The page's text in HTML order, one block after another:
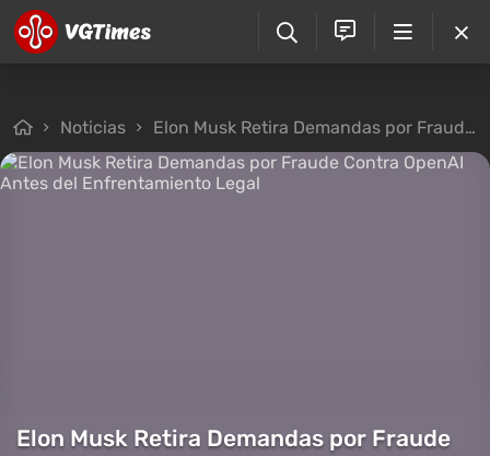
Noticias Elon Musk Retira Demandas por Fraude Contra OpenAI Antes del Enfrentamiento Legal
Elon Musk Retira Demandas por Fraude